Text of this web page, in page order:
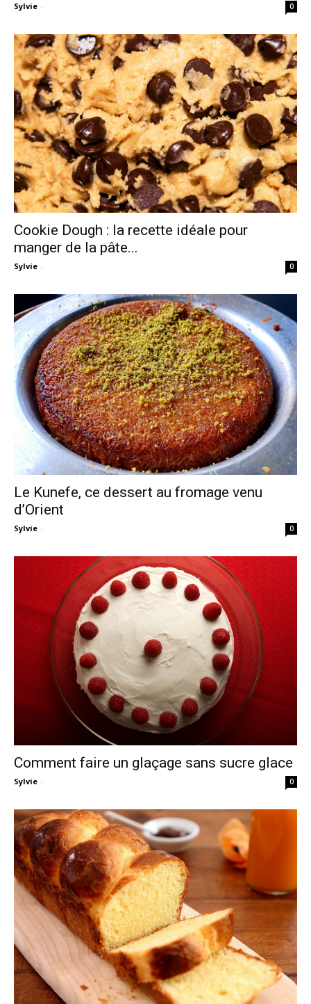
Sylvie - 0
Cookie Dough : la recette idéale pour
manger de la pâte...
Sylvie - 0
Le Kunefe, ce dessert au fromage venu
d’Orient
Sylvie - 0
Comment faire un glaçage sans sucre glace
Sylvie - 0